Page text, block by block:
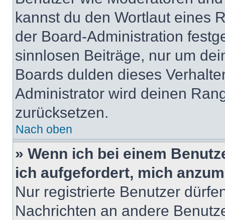
kannst du den Wortlaut eines
der Board-Administration
sinnlosen Beiträge, nur um
Boards dulden dieses
Administrator wird deinen
zurücksetzen.
Nach oben
» Wenn ich bei einem
ich aufgefordert, mich
Nur registrierte Benutzer
Nachrichten an andere